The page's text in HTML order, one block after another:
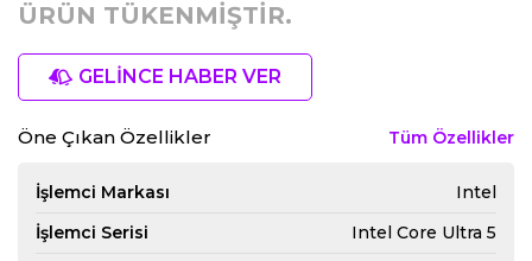
ÜRÜN TÜKENMİŞTİR.
GELİNCE HABER VER
Öne Çıkan Özellikler Tüm Özellikler
İşlemci Markası
Intel
İşlemci Serisi
Intel Core Ultra 5